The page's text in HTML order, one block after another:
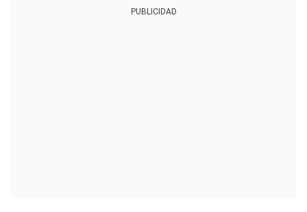
PUBLICIDAD